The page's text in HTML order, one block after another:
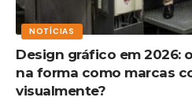
NOTÍCIAS
Design gráfico em 2026:
na forma como marcas
visualmente?